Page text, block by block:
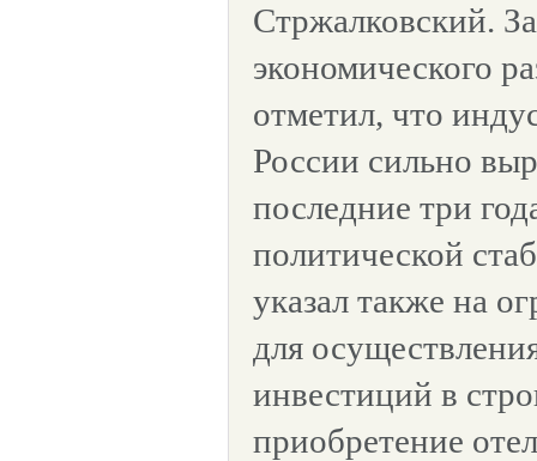
Стржалковский.
экономического
отметил, что
России сильно
последние три
политической
указал также на
для
инвестиций в
приобретение